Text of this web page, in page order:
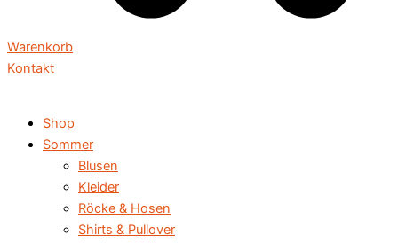
Warenkorb
Kontakt
Shop
Sommer
Blusen
Kleider
Röcke & Hosen
Shirts & Pullover